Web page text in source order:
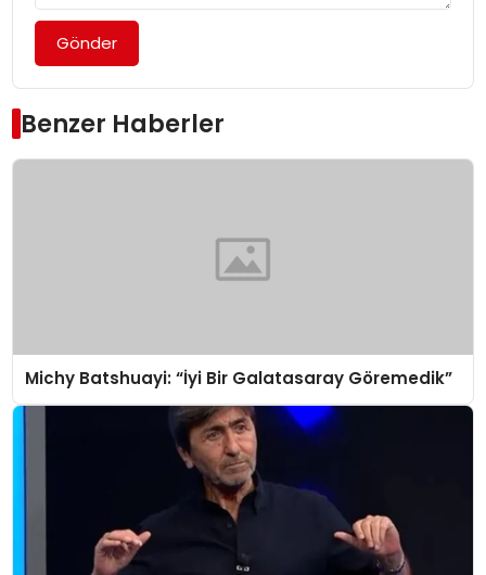
Gönder
Benzer Haberler
Michy Batshuayi: “İyi Bir Galatasaray Göremedik”